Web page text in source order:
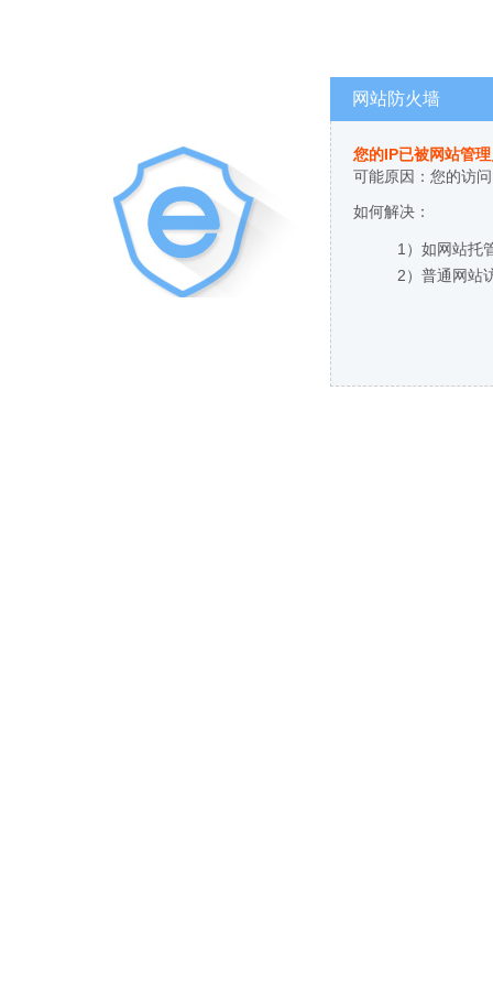
网站防火墙
您的IP已被网站管
可能原因：您的访
如何解决：
1）如网站托
2）普通网站